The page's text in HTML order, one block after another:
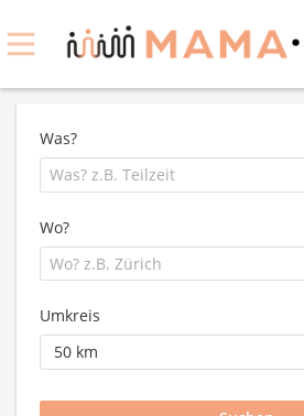
Was?
Wo?
Umkreis